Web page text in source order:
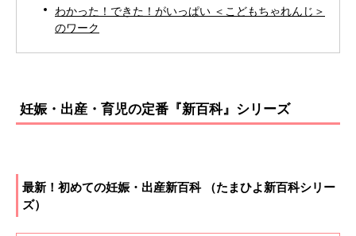
わかった！できた！がいっぱい ＜こどもちゃれんじ＞
のワーク
妊娠・出産・育児の定番『新百科』シリーズ
最新！初めての妊娠・出産新百科 （たまひよ新百科シリー
ズ）